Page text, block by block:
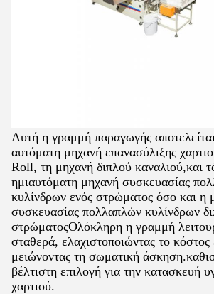
Αυτή η γραμμή παραγωγής
αυτόματη μηχανή επανασύλιξης
Roll, τη μηχανή διπλού καναλιού,και
ημιαυτόματη μηχανή συσκευασίας
κυλίνδρων ενός στρώματος όσο και η
συσκευασίας πολλαπλών κυλίνδρων
στρώματοςΟλόκληρη η γραμμή
σταθερά, ελαχιστοποιώντας το κόστος
μειώνοντας τη σωματική
βέλτιστη επιλογή για την κατασκευή
χαρτιού.